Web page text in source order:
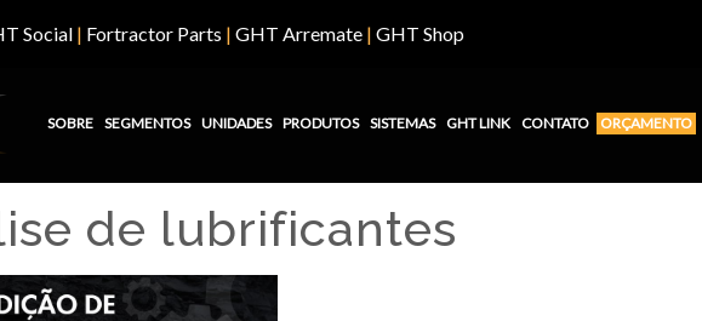
Social | Fortractor Parts | GHT Arremate | GHT Shop
SOBRE SEGMENTOS UNIDADES PRODUTOS SISTEMAS GHT LINK CONTATO ORÇAMENTO
de lubrificantes